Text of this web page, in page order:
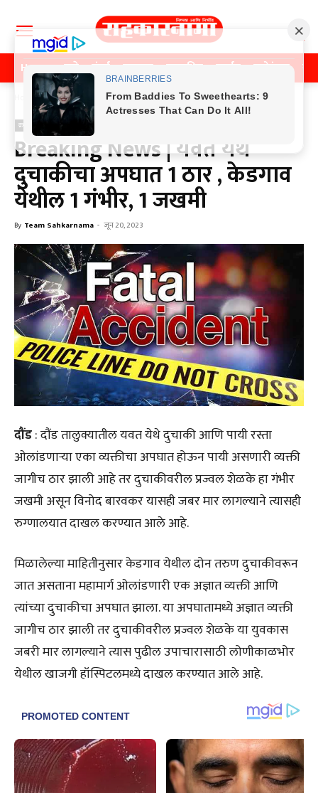
Home पुणे मुंबई महाराष्ट्र राजकीय क्राईम मनोरंजन
Home क्राईम
क्राईम
Breaking News | यवत येथे
दुचाकीचा अपघात 1 ठार , केडगाव
येथील 1 गंभीर, 1 जखमी
By Team Sahkarnama - जून 20, 2023
दौंड: दौंड तालुक्यातील यवत येथे दुचाकी आणि पायी रस्ता
ओलांडणाऱ्या एका व्यक्तीचा अपघात होऊन पायी असणारी व्यक्ती
जागीच ठार झाली आहे तर दुचाकीवरील प्रज्वल शेळके हा गंभीर
जखमी असून विनोद बारवकर यासही जबर मार लागल्याने त्यासही
रुग्णालयात दाखल करण्यात आले आहे.
मिळालेल्या माहितीनुसार केडगाव येथील दोन तरुण दुचाकीवरून
जात असताना महामार्ग ओलांडणारी एक अज्ञात व्यक्ती आणि
त्यांच्या दुचाकीचा अपघात झाला. या अपघातामध्ये अज्ञात व्यक्ती
जागीच ठार झाली तर दुचाकीवरील प्रज्वल शेळके या युवकास
जबरी मार लागल्याने त्यास पुढील उपाचारासाठी लोणीकाळभोर
येथील खाजगी हॉस्पिटलमध्ये दाखल करण्यात आले आहे.